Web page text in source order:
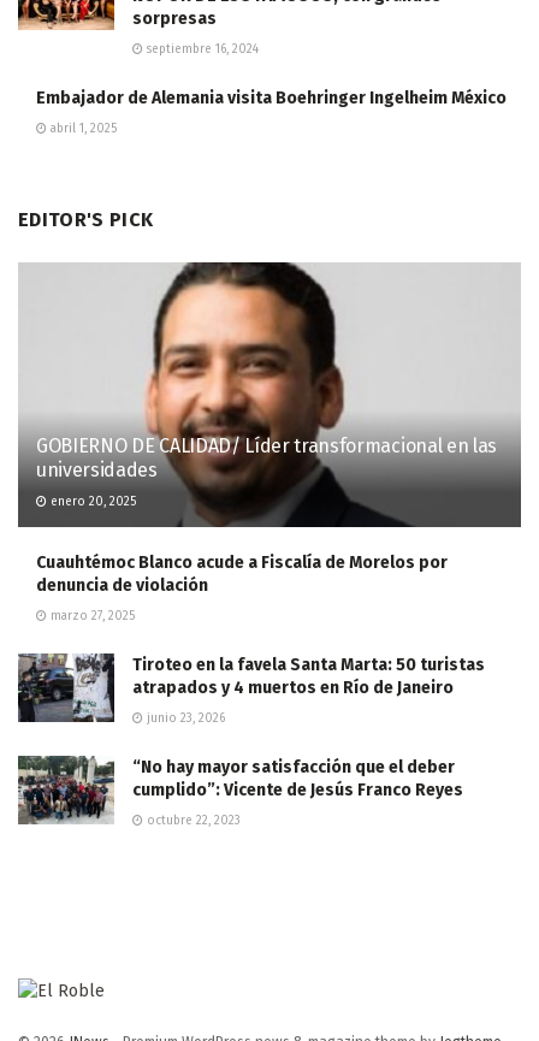
sorpresas
septiembre 16, 2024
Embajador de Alemania visita Boehringer Ingelheim México
abril 1, 2025
EDITOR'S PICK
GOBIERNO DE CALIDAD/ Líder transformacional en las
universidades
enero 20, 2025
Cuauhtémoc Blanco acude a Fiscalía de Morelos por
denuncia de violación
marzo 27, 2025
Tiroteo en la favela Santa Marta: 50 turistas
atrapados y 4 muertos en Río de Janeiro
junio 23, 2026
“No hay mayor satisfacción que el deber
cumplido”: Vicente de Jesús Franco Reyes
octubre 22, 2023